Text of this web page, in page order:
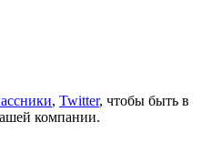
, Twitter, чтобы быть в
компании.